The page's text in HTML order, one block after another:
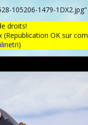
105206-1479-
droits!
OK sur
)